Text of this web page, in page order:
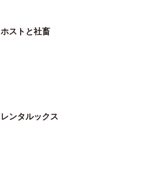
ホストと社畜
レンタルックス